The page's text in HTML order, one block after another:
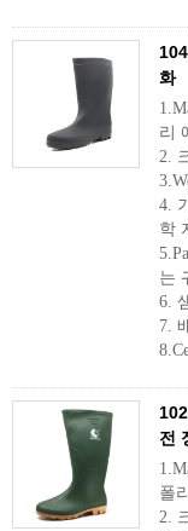
화
리
2.
4.
학
는
6.
7.
전
폴
2.